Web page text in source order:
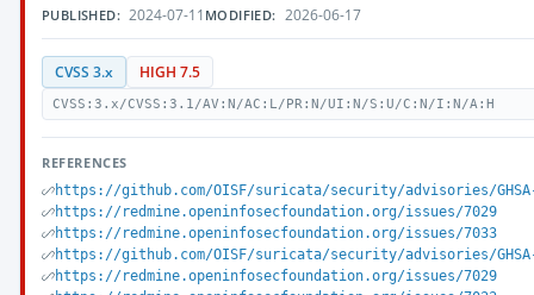
PUBLISHED: 2024-07-11 MODIFIED: 2026-06-17
CVSS 3.x HIGH 7.5
CVSS:3.x/CVSS:3.1/AV:N/AC:L/PR:N/UI:N/S:U/C:N/I:N/A:H
REFERENCES
https://github.com/OISF/suricata/security/advisories/
https://redmine.openinfosecfoundation.org/issues/7029
https://redmine.openinfosecfoundation.org/issues/7033
https://github.com/OISF/suricata/security/advisories/
https://redmine.openinfosecfoundation.org/issues/7029